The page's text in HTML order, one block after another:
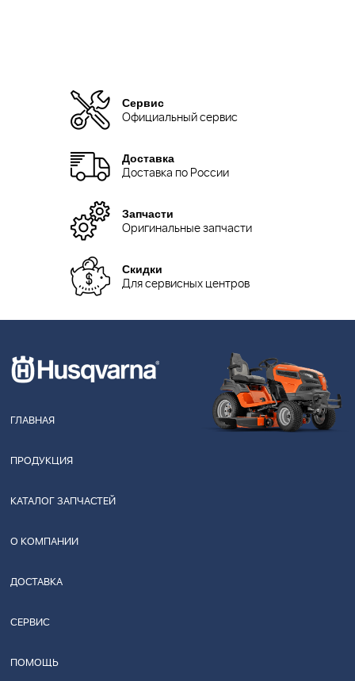
Сервис
Официальный сервис
Доставка
Доставка по России
Запчасти
Оригинальные запчасти
Скидки
Для сервисных центров
ГЛАВНАЯ
ПРОДУКЦИЯ
КАТАЛОГ ЗАПЧАСТЕЙ
О КОМПАНИИ
ДОСТАВКА
СЕРВИС
ПОМОЩЬ